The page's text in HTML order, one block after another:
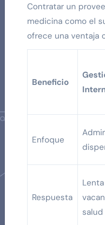
Contratar un
medicina como el
ofrece una ventaja
Beneficio
Enfoque
Respuesta
salud